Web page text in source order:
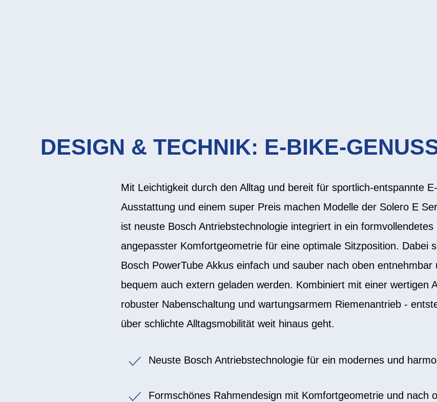
DESIGN & TECHNIK: E-BIKE-
Mit Leichtigkeit durch den Alltag und bereit für sportlich-entspannte
Ausstattung und einem super Preis machen Modelle der Solero E
ist neuste Bosch Antriebstechnologie integriert in ein
angepasster Komfortgeometrie für eine optimale Sitzposition. Dabei
Bosch PowerTube Akkus einfach und sauber nach oben
bequem auch extern geladen werden. Kombiniert mit einer wertigen
robuster Nabenschaltung und wartungsarmem Riemenantrieb -
über schlichte Alltagsmobilität weit hinaus geht.
Neuste Bosch Antriebstechnologie für ein modernes und
Formschönes Rahmendesign mit Komfortgeometrie und nach